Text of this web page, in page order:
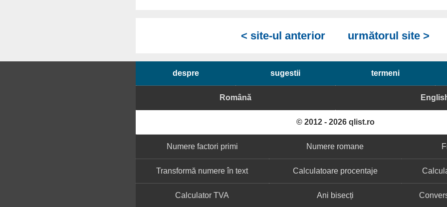
< site-ul anterior următorul site >
despre sugestii termeni
Română
© 2012 - 2026 qlist.ro
Numere factori primi Numere romane
Transformă numere în text Calculatoare procentaje
Calculator TVA Ani bisecți